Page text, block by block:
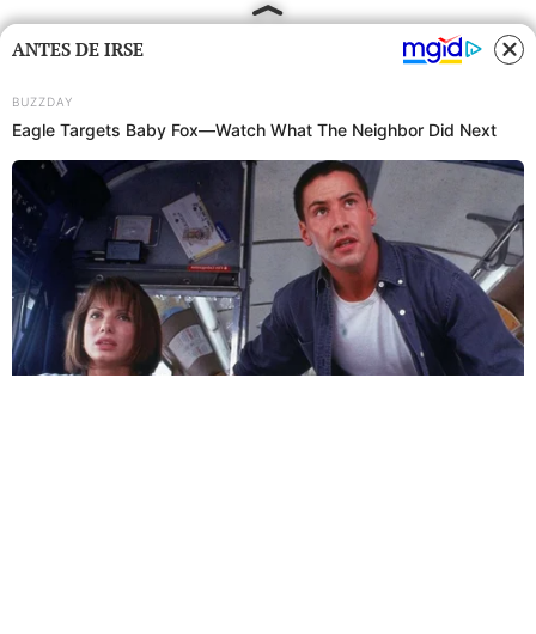
ANTES DE IRSE